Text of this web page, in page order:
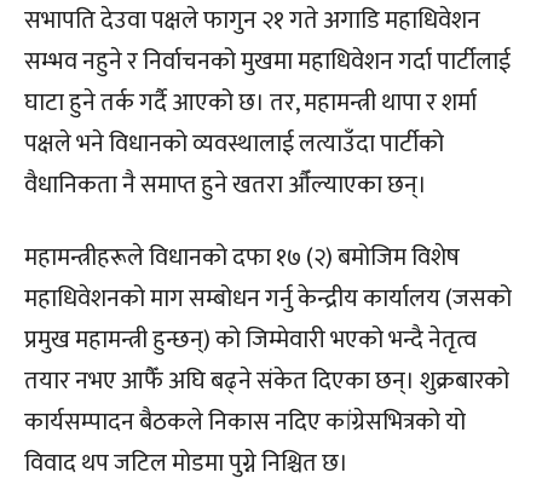
सभापति देउवा पक्षले फागुन २१ गते अगाडि महाधिवेशन
सम्भव नहुने र निर्वाचनको मुखमा महाधिवेशन गर्दा पार्टीलाई
घाटा हुने तर्क गर्दै आएको छ। तर, महामन्त्री थापा र शर्मा
पक्षले भने विधानको व्यवस्थालाई लत्याउँदा पार्टीको
वैधानिकता नै समाप्त हुने खतरा औँल्याएका छन्।
महामन्त्रीहरूले विधानको दफा १७ (२) बमोजिम विशेष
महाधिवेशनको माग सम्बोधन गर्नु केन्द्रीय कार्यालय (जसको
प्रमुख महामन्त्री हुन्छन्) को जिम्मेवारी भएको भन्दै नेतृत्व
तयार नभए आफैँ अघि बढ्ने संकेत दिएका छन्। शुक्रबारको
कार्यसम्पादन बैठकले निकास नदिए कांग्रेसभित्रको यो
विवाद थप जटिल मोडमा पुग्ने निश्चित छ।